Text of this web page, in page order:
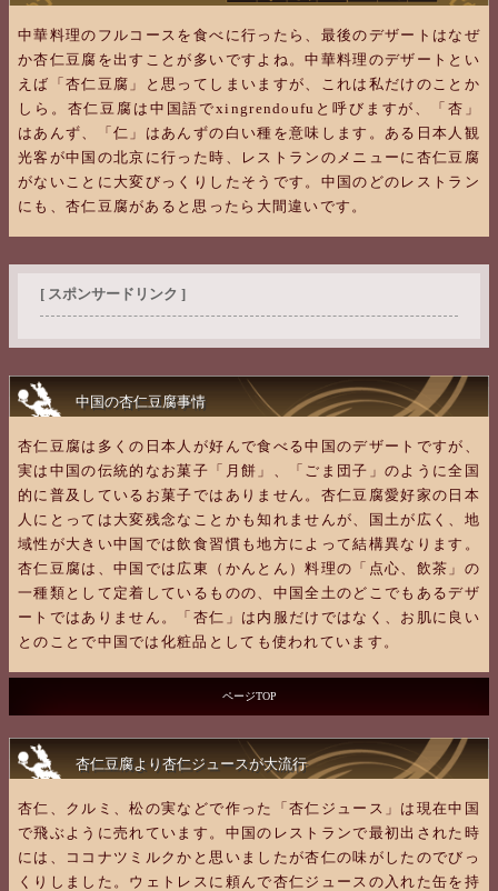
中華料理のフルコースを食べに行ったら、最後のデザートはなぜ
か杏仁豆腐を出すことが多いですよね。中華料理のデザートとい
えば「杏仁豆腐」と思ってしまいますが、これは私だけのことか
しら。杏仁豆腐は中国語でxingrendoufuと呼びますが、「杏」
はあんず、「仁」はあんずの白い種を意味します。ある日本人観
光客が中国の北京に行った時、レストランのメニューに杏仁豆腐
がないことに大変びっくりしたそうです。中国のどのレストラン
にも、杏仁豆腐があると思ったら大間違いです。
[ スポンサードリンク ]
中国の杏仁豆腐事情
杏仁豆腐は多くの日本人が好んで食べる中国のデザートですが、
実は中国の伝統的なお菓子「月餅」、「ごま団子」のように全国
的に普及しているお菓子ではありません。杏仁豆腐愛好家の日本
人にとっては大変残念なことかも知れませんが、国土が広く、地
域性が大きい中国では飲食習慣も地方によって結構異なります。
杏仁豆腐は、中国では広東（かんとん）料理の「点心、飲茶」の
一種類として定着しているものの、中国全土のどこでもあるデザ
ートではありません。「杏仁」は内服だけではなく、お肌に良い
とのことで中国では化粧品としても使われています。
ページTOP
杏仁豆腐より杏仁ジュースが大流行
杏仁、クルミ、松の実などで作った「杏仁ジュース」は現在中国
で飛ぶように売れています。中国のレストランで最初出された時
には、ココナツミルクかと思いましたが杏仁の味がしたのでびっ
くりしました。ウェトレスに頼んで杏仁ジュースの入れた缶を持